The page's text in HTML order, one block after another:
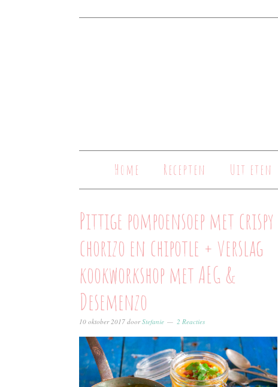
Home Recepten Uit eten
Pittige pompoensoep met crispy
chorizo en chipotle + verslag
kookworkshop met AEG &
Desemenzo
10 oktober 2017 doorStefanie 2 Reacties